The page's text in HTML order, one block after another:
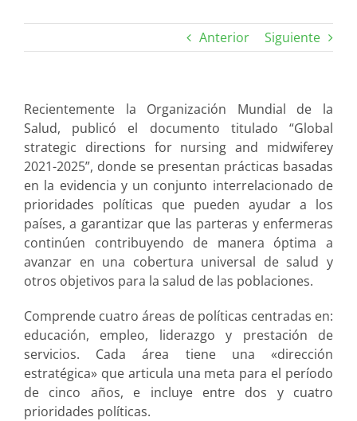
Anterior Siguiente
Recientemente la Organización Mundial de la
Salud, publicó el documento titulado “Global
strategic directions for nursing and midwiferey
2021-2025”, donde se presentan prácticas basadas
en la evidencia y un conjunto interrelacionado de
prioridades políticas que pueden ayudar a los
países, a garantizar que las parteras y enfermeras
continúen contribuyendo de manera óptima a
avanzar en una cobertura universal de salud y
otros objetivos para la salud de las poblaciones.
Comprende cuatro áreas de políticas centradas en:
educación, empleo, liderazgo y prestación de
servicios. Cada área tiene una «dirección
estratégica» que articula una meta para el período
de cinco años, e incluye entre dos y cuatro
prioridades políticas.